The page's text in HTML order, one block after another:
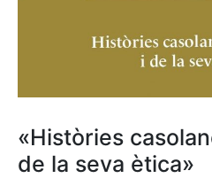
«Històries
de la seva ètica»